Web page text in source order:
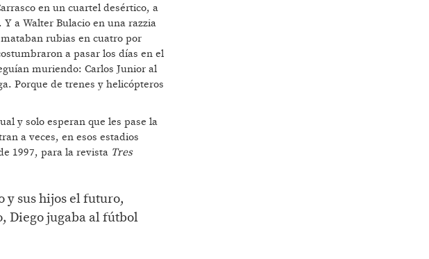
en un cuartel desértico, a
a Walter Bulacio en una razzia
rubias en cuatro por
a pasar los días en el
muriendo: Carlos Junior al
Porque de trenes y helicópteros
y solo esperan que les pase la
a veces, en esos estadios
1997, para la revista Tres
y sus hijos el futuro,
Diego jugaba al fútbol